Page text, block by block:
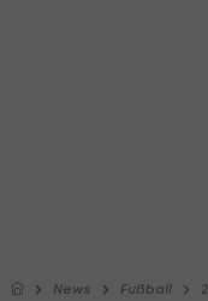
News Fußball